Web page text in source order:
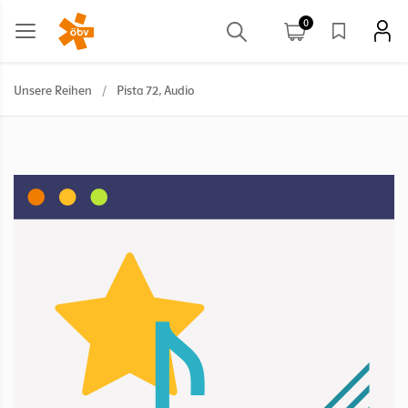
0
Unsere Reihen / Pista 72, Audio